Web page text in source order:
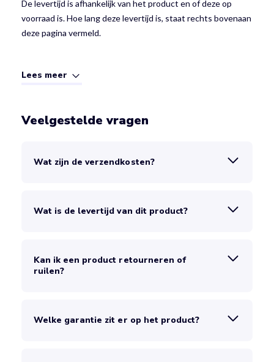
De levertijd is afhankelijk van het product en of deze op
voorraad is. Hoe lang deze levertijd is, staat rechts bovenaan
deze pagina vermeld.
Lees meer
Veelgestelde vragen
Wat zijn de verzendkosten?
Wat is de levertijd van dit product?
Kan ik een product retourneren of
ruilen?
Welke garantie zit er op het product?